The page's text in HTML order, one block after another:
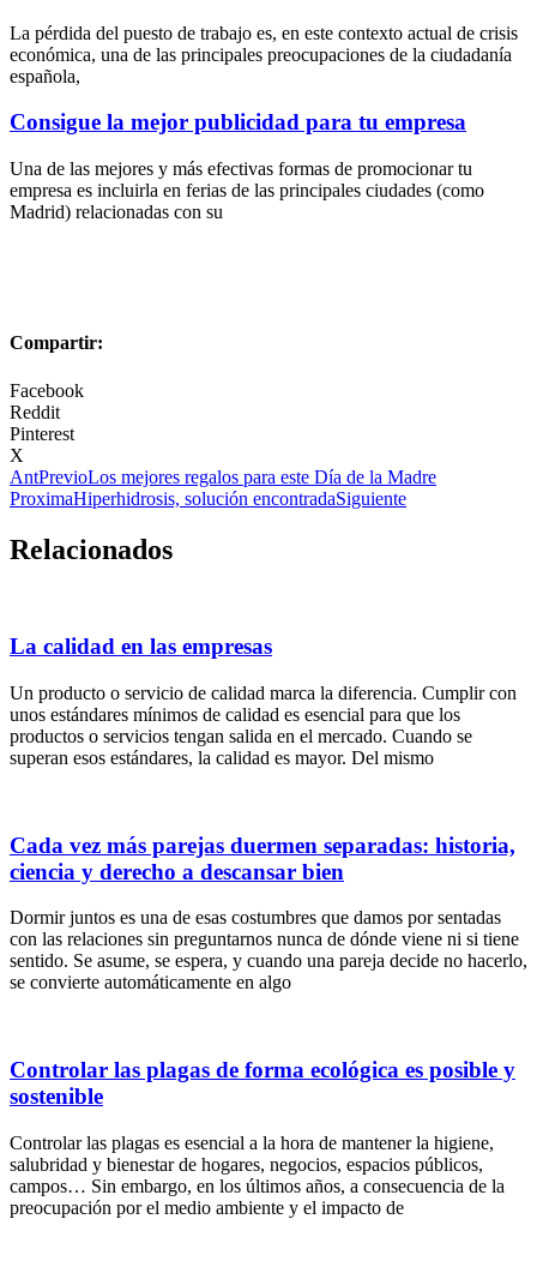
La pérdida del puesto de trabajo es, en este contexto actual de crisis
económica, una de las principales preocupaciones de la ciudadanía
española,
Consigue la mejor publicidad para tu empresa
Una de las mejores y más efectivas formas de promocionar tu
empresa es incluirla en ferias de las principales ciudades (como
Madrid) relacionadas con su
Compartir:
Facebook
Reddit
Pinterest
X
AntPrevioLos mejores regalos para este Día de la Madre
ProximaHiperhidrosis, solución encontradaSiguiente
Relacionados
La calidad en las empresas
Un producto o servicio de calidad marca la diferencia. Cumplir con
unos estándares mínimos de calidad es esencial para que los
productos o servicios tengan salida en el mercado. Cuando se
superan esos estándares, la calidad es mayor. Del mismo
Cada vez más parejas duermen separadas: historia,
ciencia y derecho a descansar bien
Dormir juntos es una de esas costumbres que damos por sentadas
con las relaciones sin preguntarnos nunca de dónde viene ni si tiene
sentido. Se asume, se espera, y cuando una pareja decide no hacerlo,
se convierte automáticamente en algo
Controlar las plagas de forma ecológica es posible y
sostenible
Controlar las plagas es esencial a la hora de mantener la higiene,
salubridad y bienestar de hogares, negocios, espacios públicos,
campos… Sin embargo, en los últimos años, a consecuencia de la
preocupación por el medio ambiente y el impacto de